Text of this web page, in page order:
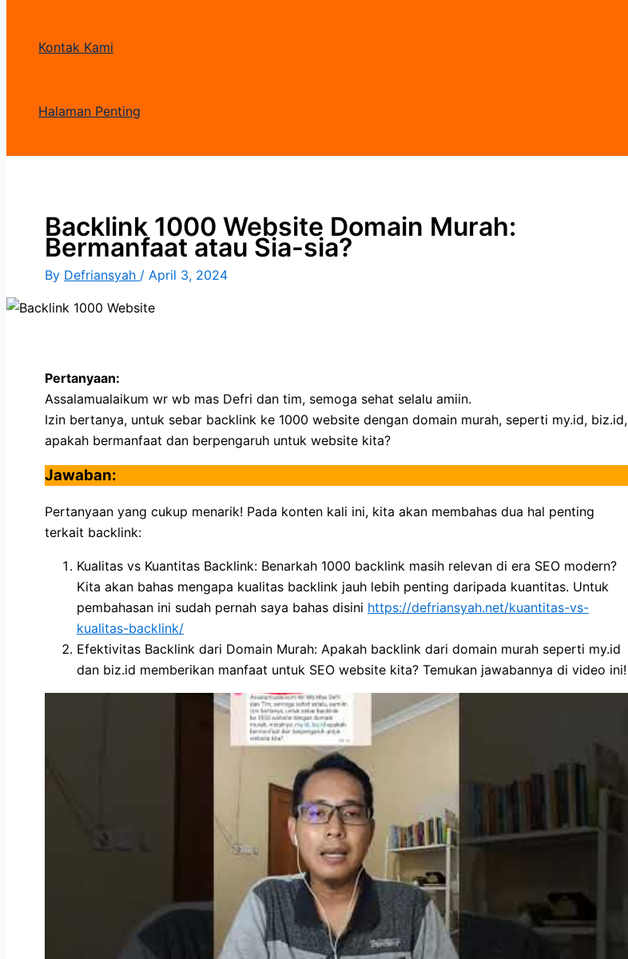
Kontak Kami
Halaman Penting
Backlink 1000 Website Domain Murah:
Bermanfaat atau Sia-sia?
By Defriansyah / April 3, 2024
Pertanyaan:
Assalamualaikum wr wb mas Defri dan tim, semoga sehat selalu amiin.
Izin bertanya, untuk sebar backlink ke 1000 website dengan domain murah, seperti my.id, biz.id,
apakah bermanfaat dan berpengaruh untuk website kita?
Jawaban:
Pertanyaan yang cukup menarik! Pada konten kali ini, kita akan membahas dua hal penting
terkait backlink:
Kualitas vs Kuantitas Backlink: Benarkah 1000 backlink masih relevan di era SEO modern?
Kita akan bahas mengapa kualitas backlink jauh lebih penting daripada kuantitas. Untuk
pembahasan ini sudah pernah saya bahas disini https://defriansyah.net/kuantitas-vs-
kualitas-backlink/
Efektivitas Backlink dari Domain Murah: Apakah backlink dari domain murah seperti my.id
dan biz.id memberikan manfaat untuk SEO website kita? Temukan jawabannya di video ini!